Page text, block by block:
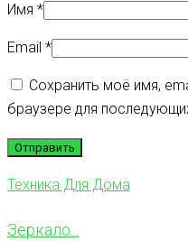
Имя *
Email *
Сохранить моё имя,
браузере для
Техника Для Дома
Зеркало...